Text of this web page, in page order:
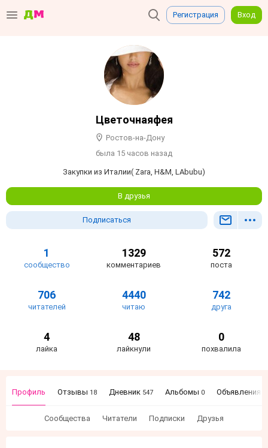
Регистрация Вход
Цветочнаяфея
Ростов-на-Дону
была 15 часов назад
Закупки из Италии( Zara, H&M, LAbubu)
В друзья
Подписаться
1
сообщество
1329
комментариев
572
поста
706
читателей
4440
читаю
742
друга
4
лайка
48
лайкнули
0
похвалила
Профиль Отзывы 18 Дневник 547 Альбомы 0 Объявления
Сообщества Читатели Подписки Друзья